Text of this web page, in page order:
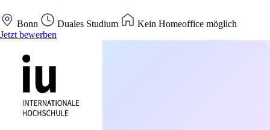
Bonn Duales Studium
Kein Homeoffice möglich
Jetzt bewerben